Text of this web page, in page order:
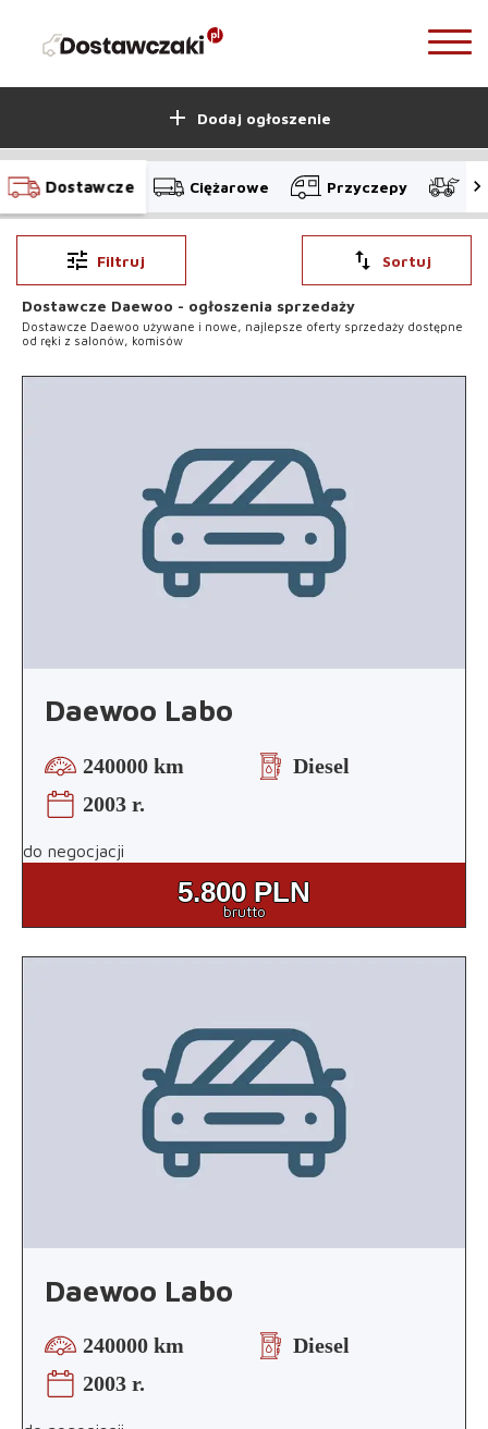
add Dodaj ogłoszenie
Dostawcze Ciężarowe Przyczepy
tune Filtruj swap_vert Sortuj
Dostawcze Daewoo - ogłoszenia sprzedaży
Dostawcze Daewoo używane i nowe, najlepsze oferty sprzedaży dostępne
od ręki z salonów, komisów
Daewoo Labo
240000 km
Diesel
2003 r.
do negocjacji
5.800 PLN
brutto
Daewoo Labo
240000 km
Diesel
2003 r.